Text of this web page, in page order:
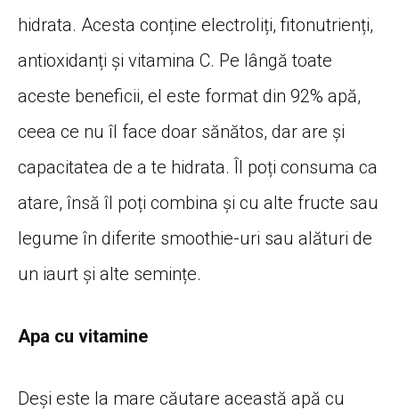
hidrata. Acesta conține electroliți, fitonutrienți,
antioxidanți și vitamina C. Pe lângă toate
aceste beneficii, el este format din 92% apă,
ceea ce nu îl face doar sănătos, dar are și
capacitatea de a te hidrata. Îl poți consuma ca
atare, însă îl poți combina și cu alte fructe sau
legume în diferite smoothie-uri sau alături de
un iaurt și alte semințe.
Apa cu vitamine
Deși este la mare căutare această apă cu